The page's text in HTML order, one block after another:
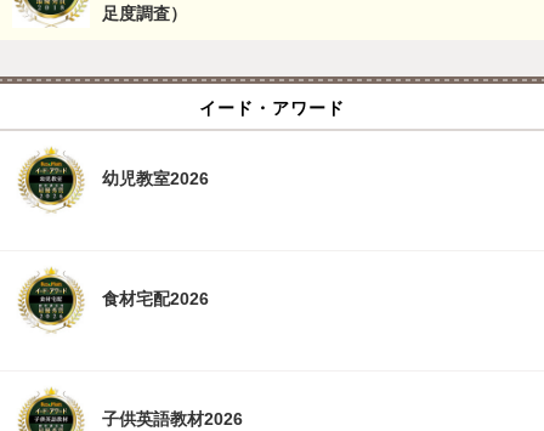
足度調査）
イード・アワード
幼児教室2026
食材宅配2026
子供英語教材2026